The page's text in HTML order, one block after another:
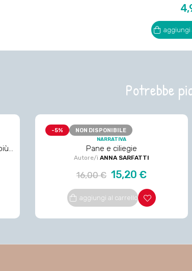
aggiungi
Potrebbe
-5% NON DISPONIBILE
NARRATIVA
Pane e ciliegie
Autore/i ANNA SARFATTI
Prezzo
regolare
16,00 € Prezzo
15,20 €
aggiungi al carrello